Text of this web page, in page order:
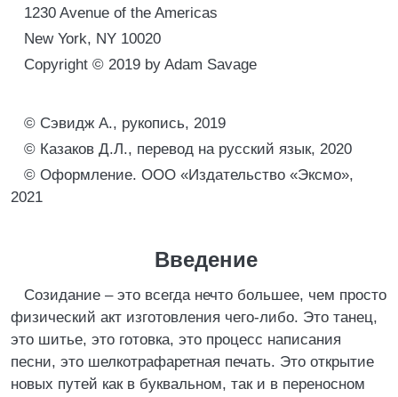
1230 Avenue of the Americas
New York, NY 10020
Copyright © 2019 by Adam Savage
© Сэвидж А., рукопись, 2019
© Казаков Д.Л., перевод на русский язык, 2020
© Оформление. ООО «Издательство «Эксмо»,
2021
Введение
Созидание – это всегда нечто большее, чем просто
физический акт изготовления чего-либо. Это танец,
это шитье, это готовка, это процесс написания
песни, это шелкотрафаретная печать. Это открытие
новых путей как в буквальном, так и в переносном